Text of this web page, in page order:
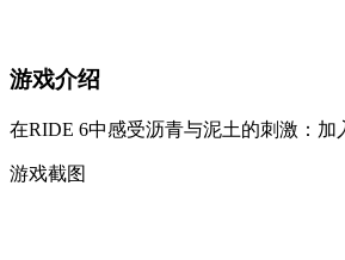
游戏介绍
在RIDE 6中感受沥青与泥土的刺激：加
游戏截图